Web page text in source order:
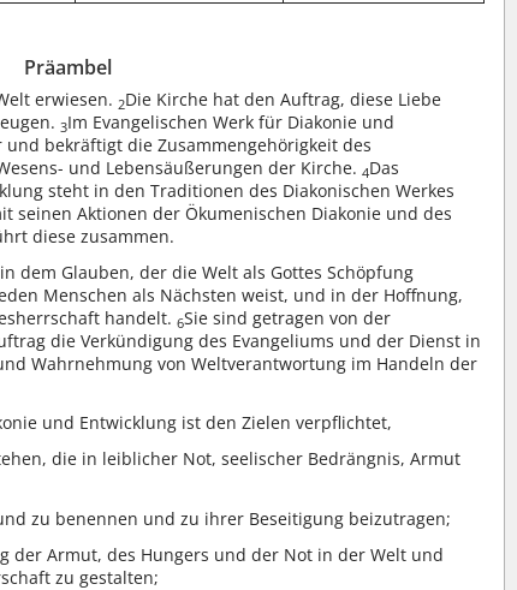
Präambel
erwiesen. 2Die Kirche hat den Auftrag, diese Liebe
3Im Evangelischen Werk für Diakonie und
bekräftigt die Zusammengehörigkeit des
und Lebensäußerungen der Kirche.4Das
steht in den Traditionen des Diakonischen Werkes
seinen Aktionen der Ökumenischen Diakonie und des
diese zusammen.
dem Glauben, der die Welt als Gottes Schöpfung
Menschen als Nächsten weist, und in der Hoffnung,
handelt.6Sie sind getragen von der
die Verkündigung des Evangeliums und der Dienst in
Wahrnehmung von Weltverantwortung im Handeln der
und Entwicklung ist den Zielen verpflichtet,
die in leiblicher Not, seelischer Bedrängnis, Armut
zu benennen und zu ihrer Beseitigung beizutragen;
der Armut, des Hungers und der Not in der Welt und
zu gestalten;